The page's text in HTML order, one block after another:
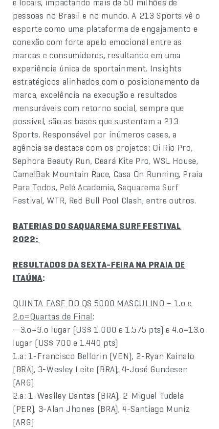
e locais, impactando mais de 50 milhões de
pessoas no Brasil e no mundo. A 213 Sports vê o
esporte como uma plataforma de engajamento e
conexão com forte apelo emocional entre as
marcas e consumidores, resultando em uma
experiência única de sportainment. Insights
estratégicos alinhados com o posicionamento da
marca, excelência na execução e resultados
mensuráveis com retorno social, sempre que
possível, são as bases que sustentam a 213
Sports. Responsável por inúmeros cases, a
agência se destaca com os projetos: Oi Rio Pro,
Sephora Beauty Run, Ceará Kite Pro, WSL House,
CamelBak Mountain Race, Casa On Running, Praia
Para Todos, Pelé Academia, Saquarema Surf
Festival, WTR, Red Bull Pool Clash, entre outros.
BATERIAS DO SAQUAREMA SURF FESTIVAL
2022:
RESULTADOS DA SEXTA-FEIRA NA PRAIA DE
ITAÚNA:
QUINTA FASE DO QS 5000 MASCULINO – 1.o e
2.o=Quartas de Final:
—3.o=9.o lugar (US$ 1.000 e 1.575 pts) e 4.o=13.o
lugar (US$ 700 e 1.440 pts)
1.a: 1-Francisco Bellorin (VEN), 2-Ryan Kainalo
(BRA), 3-Wesley Leite (BRA), 4-José Gundesen
(ARG)
2.a: 1-Weslley Dantas (BRA), 2-Miguel Tudela
(PER), 3-Alan Jhones (BRA), 4-Santiago Muniz
(ARG)